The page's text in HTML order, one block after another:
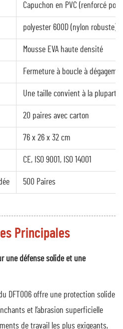
Capuchon en PVC (renforcé
polyester 600D (nylon robuste)
Mousse EVA haute densité
Fermeture à boucle à
Une taille convient à la plupart
20 paires avec carton
76 x 26 x 32 cm
CE, ISO 9001, ISO 14001
500 Paires
Principales
une défense solide et une
DFT006 offre une protection solide
et l’abrasion superficielle
de travail les plus exigeants,